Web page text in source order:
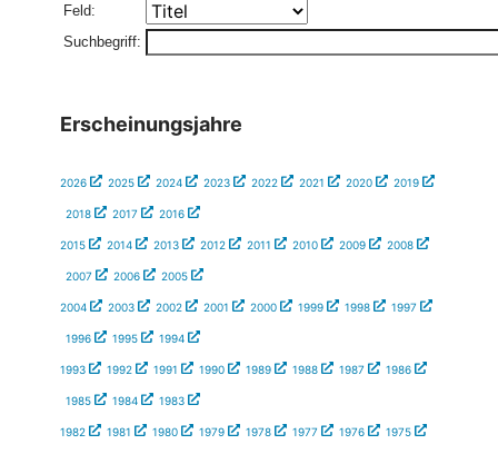
Feld:
Suchbegriff:
Erscheinungsjahre
2026 2025 2024 2023 2022 2021 2020 2019
2018 2017 2016
2015 2014 2013 2012 2011 2010 2009 2008
2007 2006 2005
2004 2003 2002 2001 2000 1999 1998 1997
1996 1995 1994
1993 1992 1991 1990 1989 1988 1987 1986
1985 1984 1983
1982 1981 1980 1979 1978 1977 1976 1975